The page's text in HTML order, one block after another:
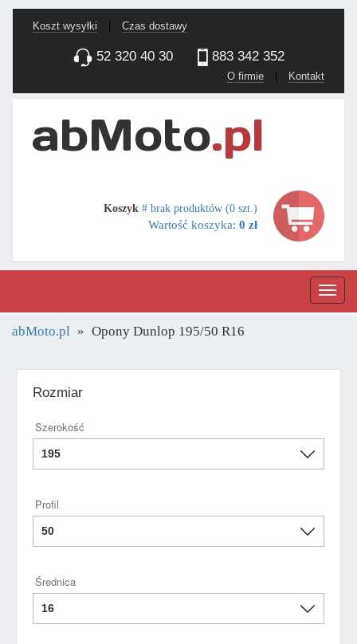
Koszt wysyłki Czas dostawy
52 320 40 30 883 342 352
O firmie | Kontakt
Koszyk # brak produktów (0 szt.)
Wartość koszyka: 0 zł
abMoto.pl Opony Dunlop 195/50 R16
Rozmiar
Szerokość
Profil
Średnica